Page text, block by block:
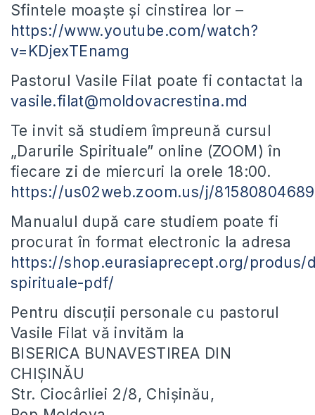
Sfintele moaște și cinstirea lor –
https://www.youtube.com/watch?
v=KDjexTEnamg
Pastorul Vasile Filat poate fi contactat la
vasile.filat@moldovacrestina.md
Te invit să studiem împreună cursul
„Darurile Spirituale” online (ZOOM) în
fiecare zi de miercuri la orele 18:00.
https://us02web.zoom.us/j/81580804689
Manualul după care studiem poate fi
procurat în format electronic la adresa
https://shop.eurasiaprecept.org/produs/
spirituale-pdf/
Pentru discuții personale cu pastorul
Vasile Filat vă invităm la
BISERICA BUNAVESTIREA DIN
CHIȘINĂU
Str. Ciocârliei 2/8, Chișinău,